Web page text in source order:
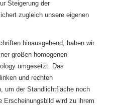
Steigerung der
zugleich unsere eigenen
hinausgehend, haben wir
großen homogenen
umgesetzt. Das
und rechten
um der Standlichtfläche noch
Erscheinungsbild wird zu ihrem